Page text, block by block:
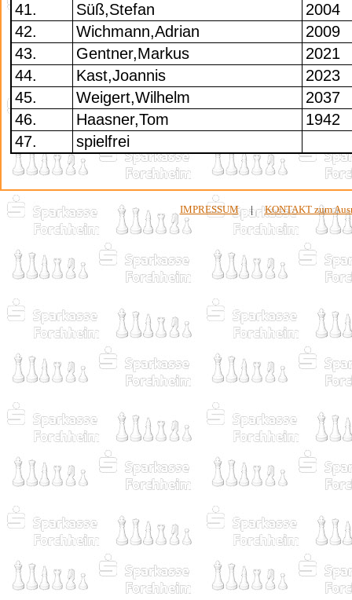
41.
Süß,Stefan
2004
42.
Wichmann,Adrian
2009
43.
Gentner,Markus
2021
44.
Kast,Joannis
2023
45.
Weigert,Wilhelm
2037
46.
Haasner,Tom
1942
47.
spielfrei
IMPRESSUM|KONTAKT zum